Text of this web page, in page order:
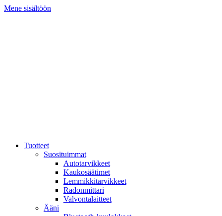
Mene sisältöön
Tuotteet
Suosituimmat
Autotarvikkeet
Kaukosäätimet
Lemmikkitarvikkeet
Radonmittari
Valvontalaitteet
Ääni